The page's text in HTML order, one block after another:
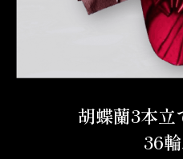
胡蝶蘭3本立
36